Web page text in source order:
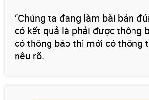
“Chúng ta đang làm bài bản
có kết quả là phải được thông
có thông báo thì mới có thông
nêu rõ.